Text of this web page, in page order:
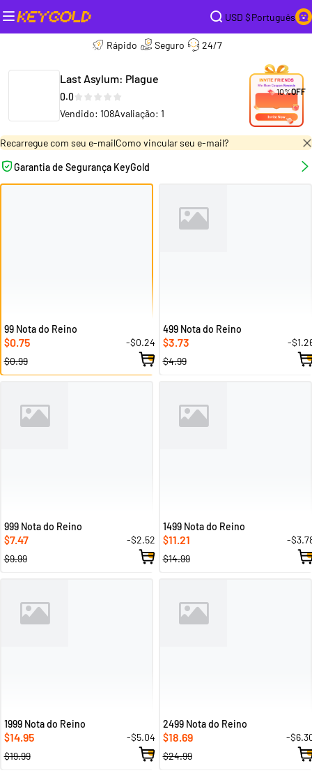
USD $Português
Rápido Seguro 24/7
Last Asylum: Plague
0.0
Vendido: 108Avaliação: 1
10%OFF
Recarregue com seu e-mailComo vincular seu e-mail?
Garantia de Segurança KeyGold
99 Nota do Reino
$0.75
-$0.24
$0.99
499 Nota do Reino
$3.73
-
$4.99
999 Nota do Reino
$7.47
-$2.52
$9.99
1499 Nota do Reino
$11.21
-
$14.99
1999 Nota do Reino
$14.95
-$5.04
$19.99
2499 Nota do Reino
$18.69
-
$24.99